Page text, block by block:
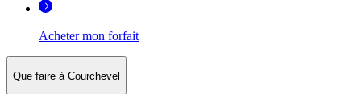
Acheter mon forfait
Que faire à Courchevel